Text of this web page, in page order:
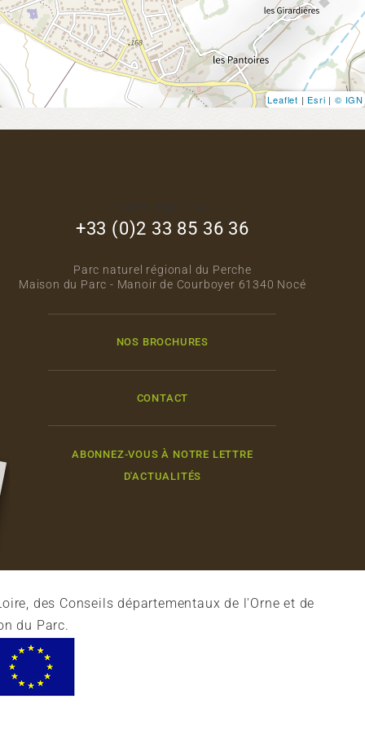
Leaflet | Esri | © IGN
+33 (0)2 33 85 36 36
Parc naturel régional du Perche
Maison du Parc - Manoir de Courboyer 61340 Nocé
NOS BROCHURES
CONTACT
ABONNEZ-VOUS À NOTRE LETTRE
D'ACTUALITÉS
des Conseils départementaux de l'Orne et de
du Parc.